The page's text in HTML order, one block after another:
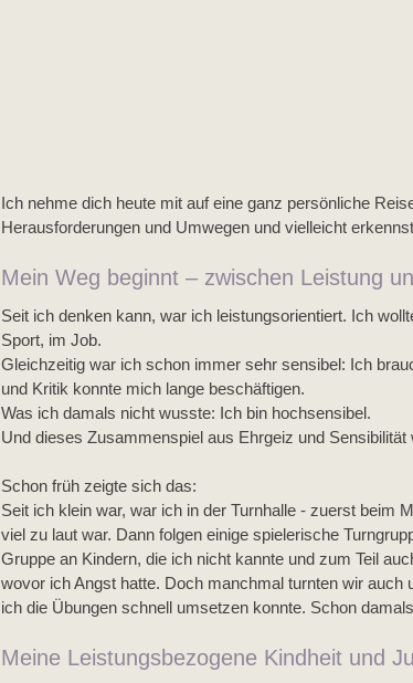
Ich nehme dich heute mit auf eine ganz persönliche
Herausforderungen und Umwegen und vielleicht
Mein Weg beginnt – zwischen Leistung
Seit ich denken kann, war ich leistungsorientiert. Ich
Sport, im Job.
Gleichzeitig war ich schon immer sehr sensibel: Ich
und Kritik konnte mich lange beschäftigen.
Was ich damals nicht wusste: Ich bin hochsensibel.
Und dieses Zusammenspiel aus Ehrgeiz und Sensibilität
Schon früh zeigte sich das:
Seit ich klein war, war ich in der Turnhalle - zuerst beim
viel zu laut war. Dann folgen einige spielerische
Gruppe an Kindern, die ich nicht kannte und zum Teil
wovor ich Angst hatte. Doch manchmal turnten wir
ich die Übungen schnell umsetzen konnte. Schon
Meine Leistungsbezogene Kindheit und